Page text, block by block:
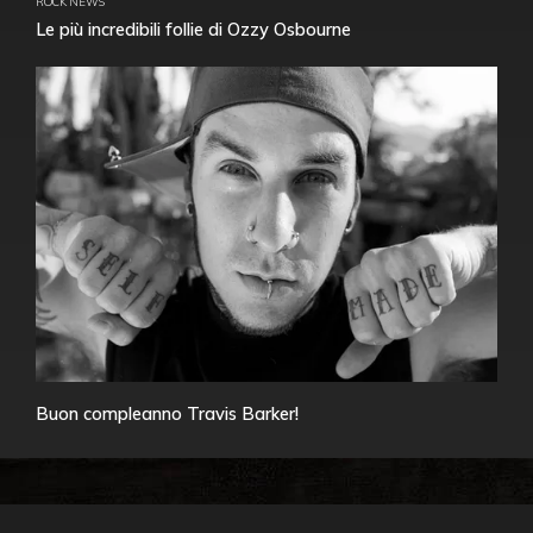
Le più incredibili follie di Ozzy Osbourne
Buon compleanno Travis Barker!